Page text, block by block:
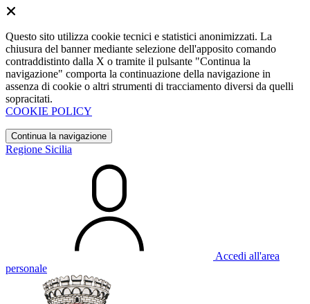
Questo sito utilizza cookie tecnici e statistici anonimizzati. La
chiusura del banner mediante selezione dell'apposito comando
contraddistinto dalla X o tramite il pulsante "Continua la
navigazione" comporta la continuazione della navigazione in
assenza di cookie o altri strumenti di tracciamento diversi da quelli
sopracitati.
COOKIE POLICY
Continua la navigazione
Regione Sicilia
Accedi all'area
personale